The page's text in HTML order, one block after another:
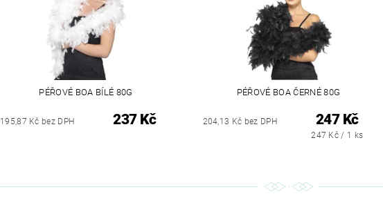
PÉŘOVÉ BOA BÍLÉ 80G
195,87 Kč bez DPH 237 Kč
PÉŘOVÉ BOA ČERNÉ 80G
204,13 Kč bez DPH 247 Kč
247 Kč / 1 ks